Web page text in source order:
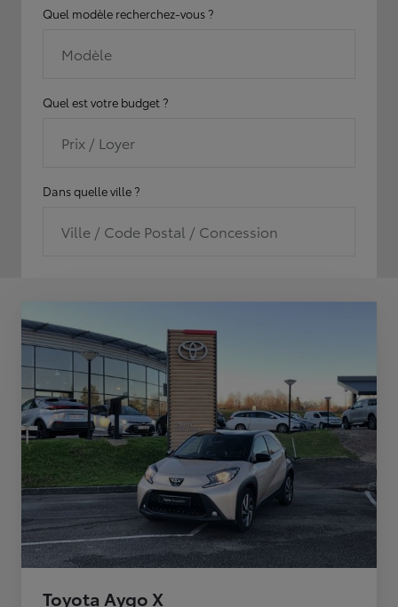
Quel modèle recherchez-vous ?
Modèle
Quel est votre budget ?
Prix / Loyer
Dans quelle ville ?
Ville / Code Postal / Concession
Toyota Aygo X